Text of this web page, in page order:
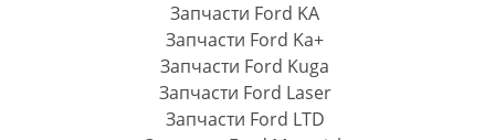
Запчасти Ford KA
Запчасти Ford Ka+
Запчасти Ford Kuga
Запчасти Ford Laser
Запчасти Ford LTD